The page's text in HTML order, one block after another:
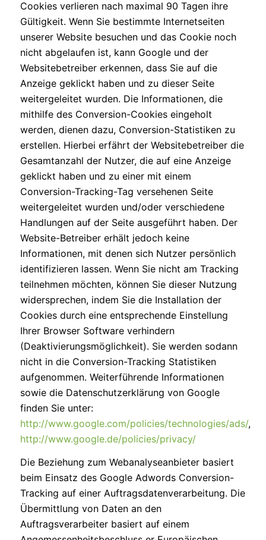
Cookies verlieren nach maximal 90 Tagen ihre
Gültigkeit. Wenn Sie bestimmte Internetseiten
unserer Website besuchen und das Cookie noch
nicht abgelaufen ist, kann Google und der
Websitebetreiber erkennen, dass Sie auf die
Anzeige geklickt haben und zu dieser Seite
weitergeleitet wurden. Die Informationen, die
mithilfe des Conversion-Cookies eingeholt
werden, dienen dazu, Conversion-Statistiken zu
erstellen. Hierbei erfährt der Websitebetreiber die
Gesamtanzahl der Nutzer, die auf eine Anzeige
geklickt haben und zu einer mit einem
Conversion-Tracking-Tag versehenen Seite
weitergeleitet wurden und/oder verschiedene
Handlungen auf der Seite ausgeführt haben. Der
Website-Betreiber erhält jedoch keine
Informationen, mit denen sich Nutzer persönlich
identifizieren lassen. Wenn Sie nicht am Tracking
teilnehmen möchten, können Sie dieser Nutzung
widersprechen, indem Sie die Installation der
Cookies durch eine entsprechende Einstellung
Ihrer Browser Software verhindern
(Deaktivierungsmöglichkeit). Sie werden sodann
nicht in die Conversion-Tracking Statistiken
aufgenommen. Weiterführende Informationen
sowie die Datenschutzerklärung von Google
finden Sie unter:
http://www.google.com/policies/technologies/ads/,
http://www.google.de/policies/privacy/
Die Beziehung zum Webanalyseanbieter basiert
beim Einsatz des Google Adwords Conversion-
Tracking auf einer Auftragsdatenverarbeitung. Die
Übermittlung von Daten an den
Auftragsverarbeiter basiert auf einem